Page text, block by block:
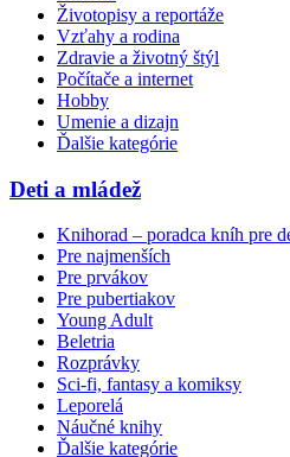
Životopisy a reportáže
Vzťahy a rodina
Zdravie a životný štýl
Počítače a internet
Hobby
Umenie a dizajn
Ďalšie kategórie
Deti a mládež
Knihorad – poradca kníh pre
Pre najmenších
Pre prvákov
Pre pubertiakov
Young Adult
Beletria
Rozprávky
Sci-fi, fantasy a komiksy
Leporelá
Náučné knihy
Ďalšie kategórie